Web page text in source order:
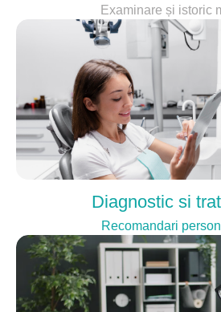
Examinare și istoric
Diagnostic si
Recomandari